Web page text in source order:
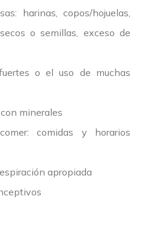
harinas, copos/hojuelas,
o semillas, exceso de
o el uso de muchas
minerales
comidas y horarios
apropiada